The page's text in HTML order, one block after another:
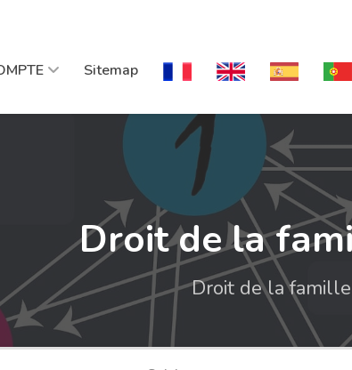
Sitemap
Droit de la
Droit de la